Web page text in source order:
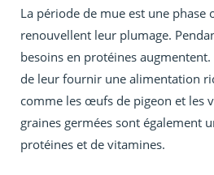
La période de mue est une phase
renouvellent leur plumage.
besoins en protéines
de leur fournir une alimentation
comme les œufs de pigeon et les
graines germées sont également
protéines et de vitamines.